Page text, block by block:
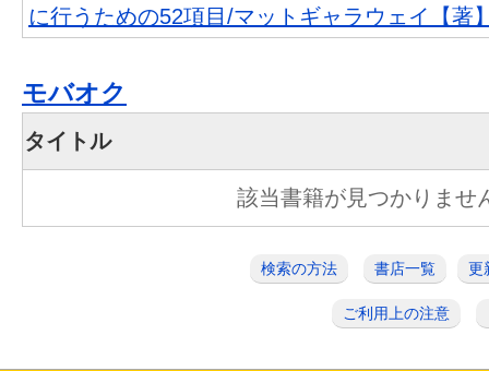
に行うための52項目/マットギャラウェイ【
モバオク
タイトル
該当書籍が見つかりませ
検索の方法 書店一覧 更
ご利用上の注意